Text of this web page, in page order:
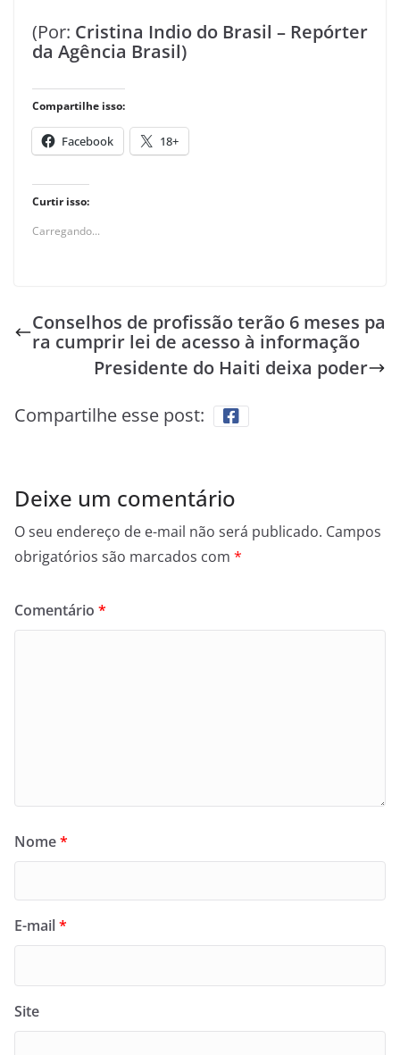
(Por: Cristina Indio do Brasil – Repórter
da Agência Brasil)
Compartilhe isso:
Facebook 18+
Curtir isso:
Carregando...
Conselhos de profissão terão 6 meses pa
ra cumprir lei de acesso à informação
Presidente do Haiti deixa poder
Compartilhe esse post:
Deixe um comentário
O seu endereço de e-mail não será publicado. Campos
obrigatórios são marcados com *
Comentário *
Nome*
E-mail*
Site